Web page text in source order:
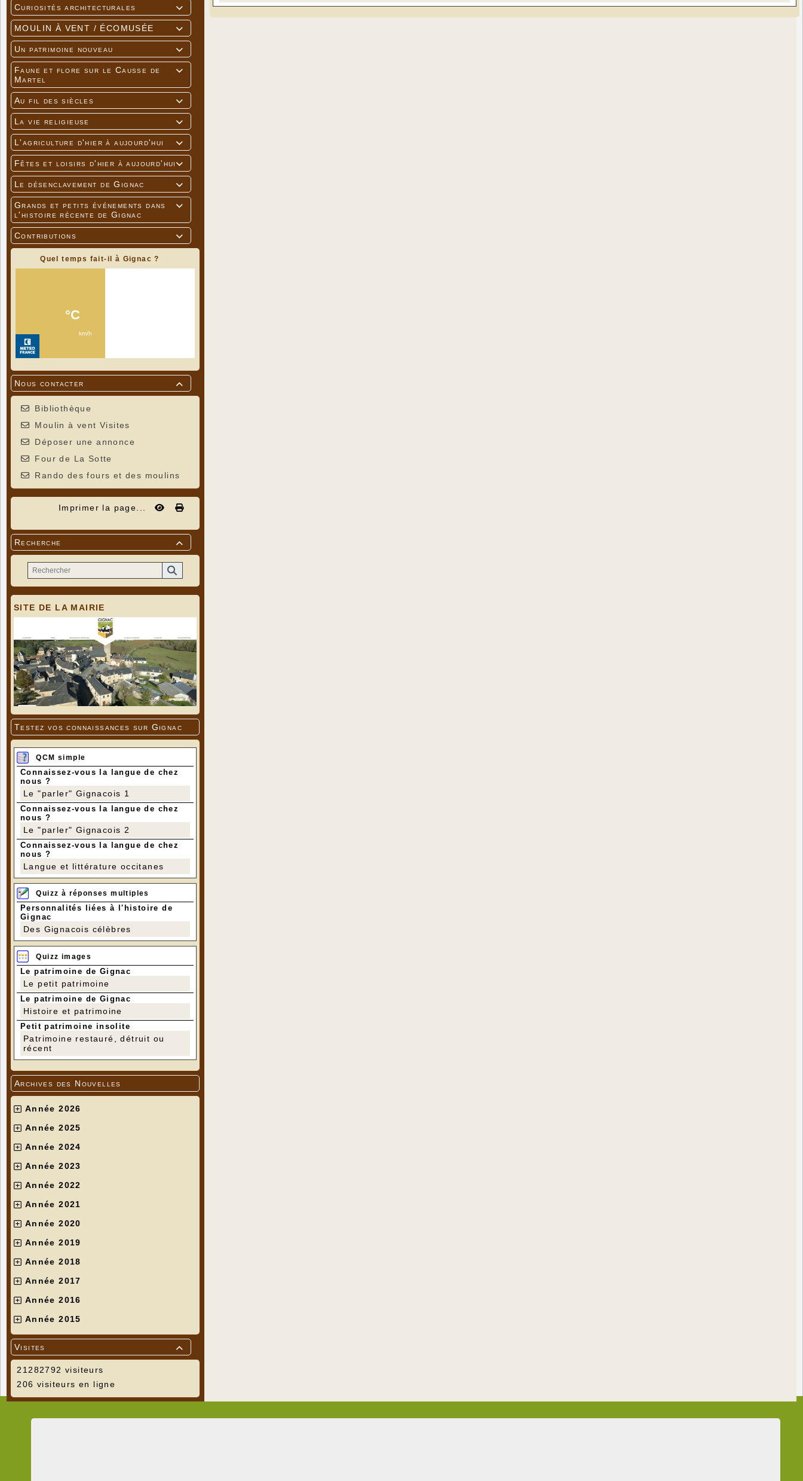

Curiosités architecturales

MOULIN À VENT / ÉCOMUSÉE

Un patrimoine nouveau

Faune et flore sur le Causse de
Martel

Au fil des siècles

La vie religieuse

L'agriculture d'hier à aujourd'hui

Fêtes et loisirs d'hier à aujourd'hui

Le désenclavement de Gignac

Grands et petits événements dans
l'histoire récente de Gignac

Contributions
Quel temps fait-il à Gignac ?

Nous contacter
Bibliothèque
Moulin à vent Visites
Déposer une annonce
Four de La Sotte
Rando des fours et des moulins
Imprimer la page...

Recherche
SITE DE LA MAIRIE
Testez vos connaissances sur Gignac
QCM simple
Connaissez-vous la langue de chez
nous ?
Le "parler" Gignacois 1
Connaissez-vous la langue de chez
nous ?
Le "parler" Gignacois 2
Connaissez-vous la langue de chez
nous ?
Langue et littérature occitanes
Quizz à réponses multiples
Personnalités liées à l'histoire de
Gignac
Des Gignacois célèbres
Quizz images
Le patrimoine de Gignac
Le petit patrimoine
Le patrimoine de Gignac
Histoire et patrimoine
Petit patrimoine insolite
Patrimoine restauré, détruit ou
récent
Archives des Nouvelles
Année 2026
Année 2025
Année 2024
Année 2023
Année 2022
Année 2021
Année 2020
Année 2019
Année 2018
Année 2017
Année 2016
Année 2015

Visites
21282792 visiteurs
206 visiteurs en ligne